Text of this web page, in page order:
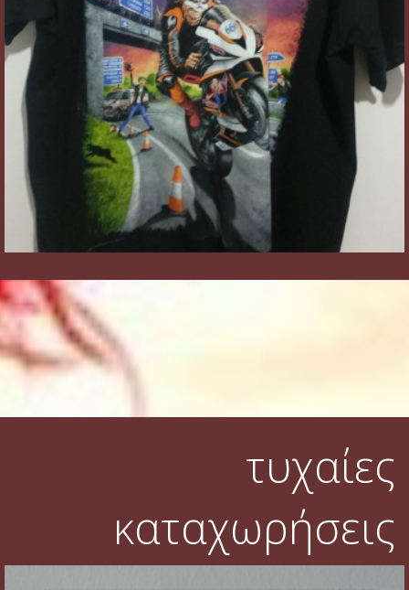
τυχαίες
καταχωρήσεις